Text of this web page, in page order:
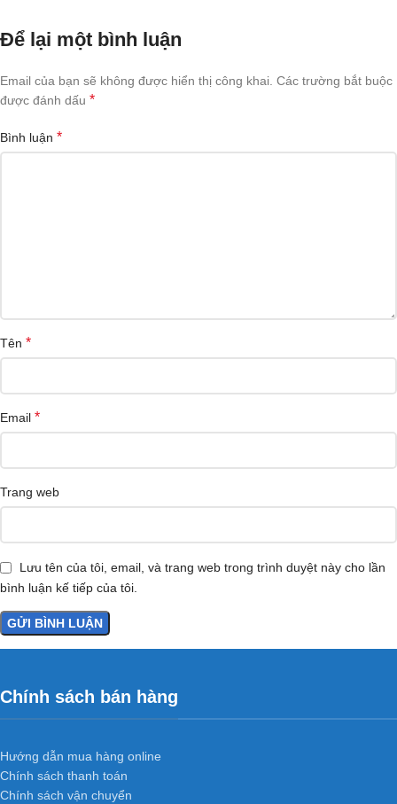
Để lại một bình luận
Email của bạn sẽ không được hiển thị công khai. Các trường bắt buộc
được đánh dấu *
Bình luận *
Tên *
Email *
Trang web
Lưu tên của tôi, email, và trang web trong trình duyệt này cho lần
bình luận kế tiếp của tôi.
Chính sách bán hàng
Hướng dẫn mua hàng online
Chính sách thanh toán
Chính sách vận chuyển